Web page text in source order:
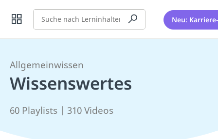
Suche Neu:
Allgemeinwissen
Wissenswertes
60 Playlists | 310 Videos